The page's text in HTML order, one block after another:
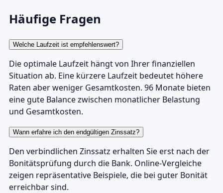
Häufige Fragen
Welche Laufzeit ist empfehlenswert?
Die optimale Laufzeit hängt von Ihrer finanziellen
Situation ab. Eine kürzere Laufzeit bedeutet höhere
Raten aber weniger Gesamtkosten. 96 Monate bieten
eine gute Balance zwischen monatlicher Belastung
und Gesamtkosten.
Wann erfahre ich den endgültigen Zinssatz?
Den verbindlichen Zinssatz erhalten Sie erst nach der
Bonitätsprüfung durch die Bank. Online-Vergleiche
zeigen repräsentative Beispiele, die bei guter Bonität
erreichbar sind.